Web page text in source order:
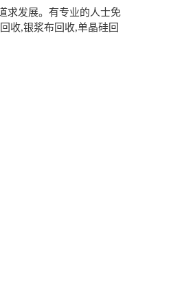
求发展。有专业的人士免
收,银浆布回收,单晶硅回